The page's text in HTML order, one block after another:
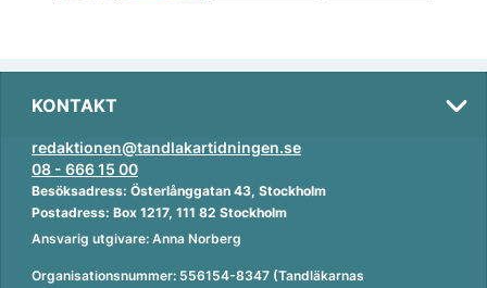
KONTAKT
redaktionen@tandlakartidningen.se
08 - 666 15 00
Besöksadress: Österlånggatan 43, Stockholm
Postadress: Box 1217, 111 82 Stockholm
Ansvarig utgivare: Anna Norberg
Organisationsnummer: 556154-8347 (Tandläkarnas